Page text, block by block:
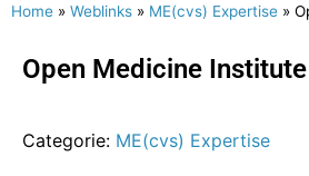
Home » Weblinks » ME(cvs) Expertise »
Open Medicine Institute
Categorie: ME(cvs) Expertise